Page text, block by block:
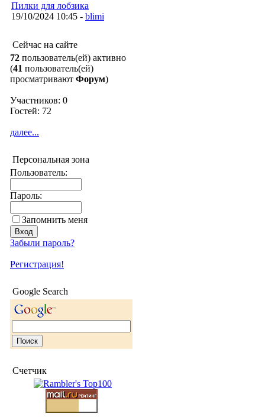
Пилки для лобзика
19/10/2024 10:45 - blimi
Сейчас на сайте
72 пользователь(ей) активно
(41 пользователь(ей)
просматривают Форум)
Участников: 0
Гостей: 72
далее...
Персональная зона
Пользователь:
Пароль:
Запомнить меня
Забыли пароль?
Регистрация!
Google Search
Счетчик